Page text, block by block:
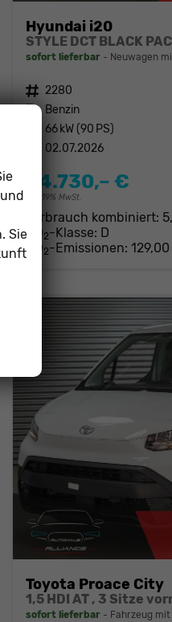
Hyundai i20
STYLE DCT BLACK
sofort lieferbar Neuwagen
Fahrzeugnr. 2280
Kraftstoff Benzin
66 kW (90 PS)
02.07.2026
24.730,– €
incl. 19% MwSt.
Verbrauch kombiniert:
CO2-Klasse: D
CO2-Emissionen:
Toyota Proace City
1,5 HDI AT , 3 Sitze
sofort lieferbar Fahrzeug
Sie